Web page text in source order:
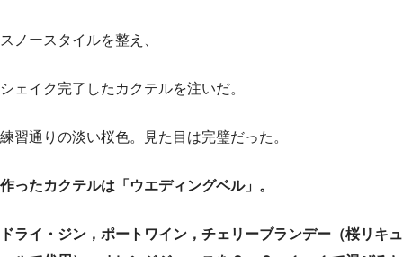
スノースタイルを整え、
シェイク完了したカクテルを注いだ。
練習通りの淡い桜色。見た目は完璧だった。
作ったカクテルは「ウエディングベル」。
ドライ・ジン，ポートワイン，チェリーブランデー（桜リキュ